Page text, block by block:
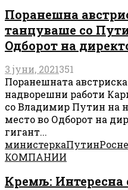
Поранешна
танцуваше со
Одборот на
3 јуни, 2021351
Поранешната
надворешни работи
со Владимир Путин на
место во Одборот на
гигант...
министеркаПутин
КОМПАНИИ
Кремљ: Интересна